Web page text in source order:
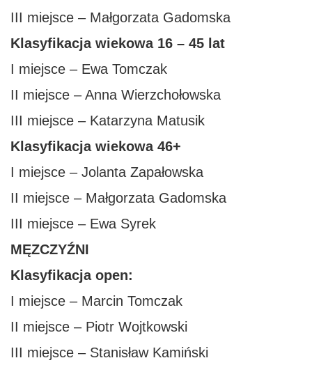
III miejsce – Małgorzata Gadomska
Klasyfikacja wiekowa 16 – 45 lat
I miejsce – Ewa Tomczak
II miejsce – Anna Wierzchołowska
III miejsce – Katarzyna Matusik
Klasyfikacja wiekowa 46+
I miejsce – Jolanta Zapałowska
II miejsce – Małgorzata Gadomska
III miejsce – Ewa Syrek
MĘZCZYŹNI
Klasyfikacja open:
I miejsce – Marcin Tomczak
II miejsce – Piotr Wojtkowski
III miejsce – Stanisław Kamiński